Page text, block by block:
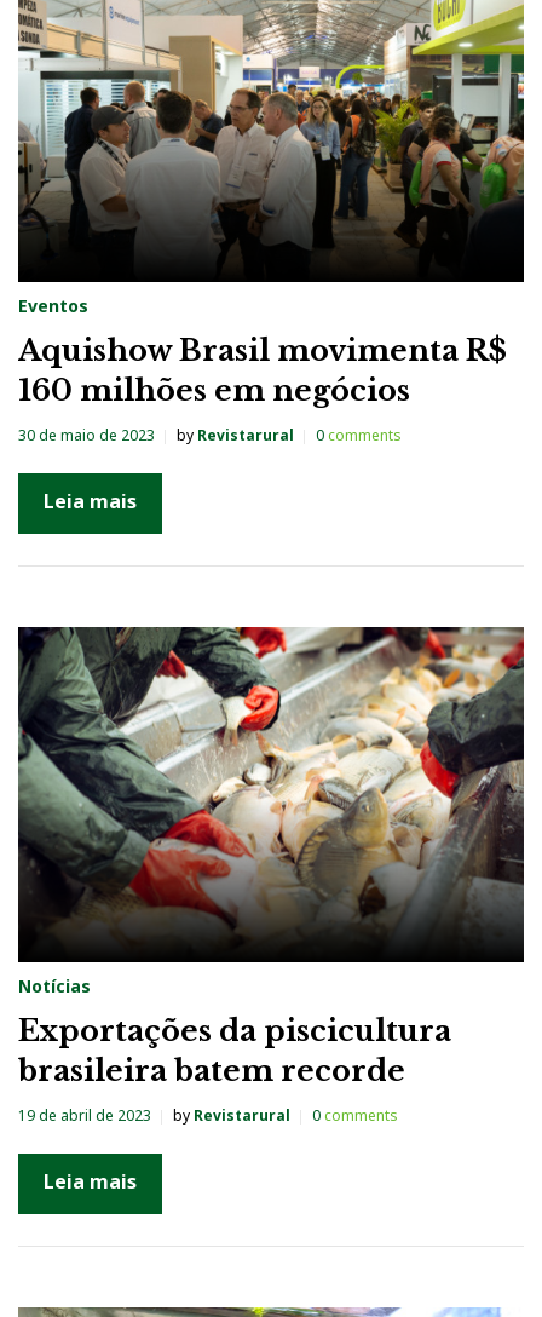
g
:
i
s
c
c
u
l
t
u
r
Eventos
Aquishow Brasil movimenta R$
160 milhões em negócios
30 de maio de 2023 by Revistarural 0comments
Leia mais
Notícias
Exportações da piscicultura
brasileira batem recorde
19 de abril de 2023 by Revistarural 0comments
Leia mais